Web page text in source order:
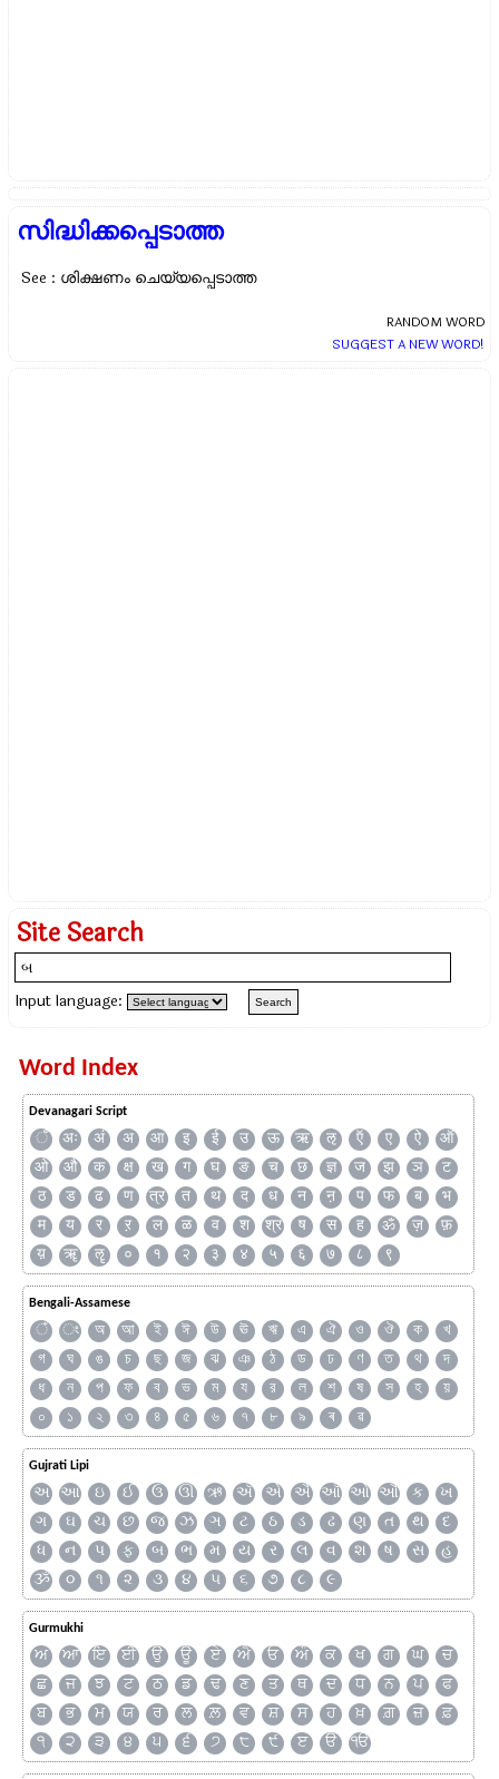
സിദ്ധിക്കപ്പെടാത്ത
See : ശിക്ഷണം ചെയ്യപ്പെടാത്ത
RANDOM WORD
SUGGEST A NEW WORD!
Site Search
Input language:
Word Index
Devanagari Script
ँ अः अं अ आ इ ई उ ऊ ऋ ऌ ऍ ए ऐ
ऑ
ओ
औ क क्ष ख ग घ ङ च छ ज्ञ ज झ ञ
ट
ठ
ड ढ ण त्र त थ द ध न ऩ प फ ब
भ
म
य र ऱ ल ळ व श श्र ष स ह ॐ ज़
फ़
य़
ॠ ॡ ० १ २ ३ ४ ५ ६ ७ ८ ९
Bengali-Assamese
ঁ ং অ আ ই ঈ উ ঊ ঋ এ ঐ ও ঔ ক
খ
গ
ঘ ঙ চ ছ জ ঝ ঞ ঠ ড ঢ ণ ত থ
দ
ধ
ন প ফ ব ভ ম য র ল শ ষ স হ
য়
০
১ ২ ৩ ৪ ৫ ৬ ৭ ৮ ৯ ৰ ৱ
Gujrati Lipi
અ આ ઇ ઈ ઉ ઊ ઋ ઍ એ ઐ ઑ ઓ ઔ ક
ખ
ગ
ઘ ચ છ જ ઝ ઞ ટ ઠ ડ ઢ ણ ત થ
દ
ધ
ન પ ફ બ ભ મ ય ર લ વ શ ષ સ
હ
ૐ
૦ ૧ ૨ ૩ ૪ ૫ ૬ ૭ ૮ ૯
Gurmukhi
ਅ ਆ ਇ ਈ ਉ ਊ ਏ ਐ ਓ ਔ ਕ ਖ ਗ ਘ
ਚ
ਛ
ਜ ਝ ਟ ਠ ਡ ਢ ਣ ਤ ਥ ਦ ਧ ਨ ਪ
ਫ
ਬ
ਭ ਮ ਯ ਰ ਲ ਲ਼ ਵ ਸ਼ ਸ ਹ ਖ਼ ਗ਼ ਜ਼
ਫ਼
੧
੨ ੩ ੪ ੫ ੬ ੭ ੮ ੯ ੲ ੳ ੴ